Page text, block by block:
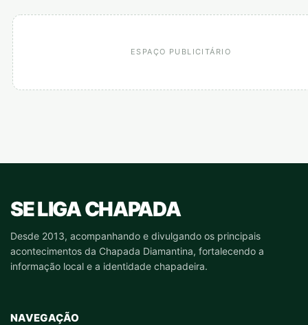
ESPAÇO PUBLICITÁRIO
SE LIGA CHAPADA
Desde 2013, acompanhando e divulgando os principais
acontecimentos da Chapada Diamantina, fortalecendo a
informação local e a identidade chapadeira.
NAVEGAÇÃO